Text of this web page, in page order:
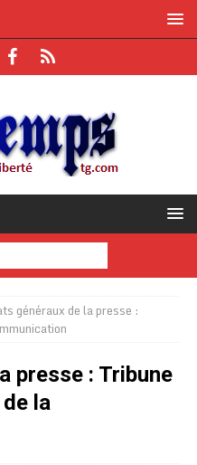
généraux de la presse :
presse : Tribune
la